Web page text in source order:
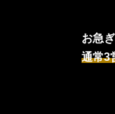
お急
通常3